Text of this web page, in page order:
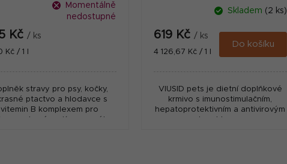
Momentálně
nedostupné
Kč / ks
Kč / 1 l
stravy pro psy, kočky,
ptactvo a hlodavce s
vitemin B komplexem pro
zdravé srstí, nervového
Skladem (2 ks)
619 Kč / ks
Měrná
4 126,67 Kč / 1 l
Do košíku
VIUSID pets je dietní doplňkové
krmivo s imunostimulačním,
hepatoprotektivním a antivirovým
charakterem.